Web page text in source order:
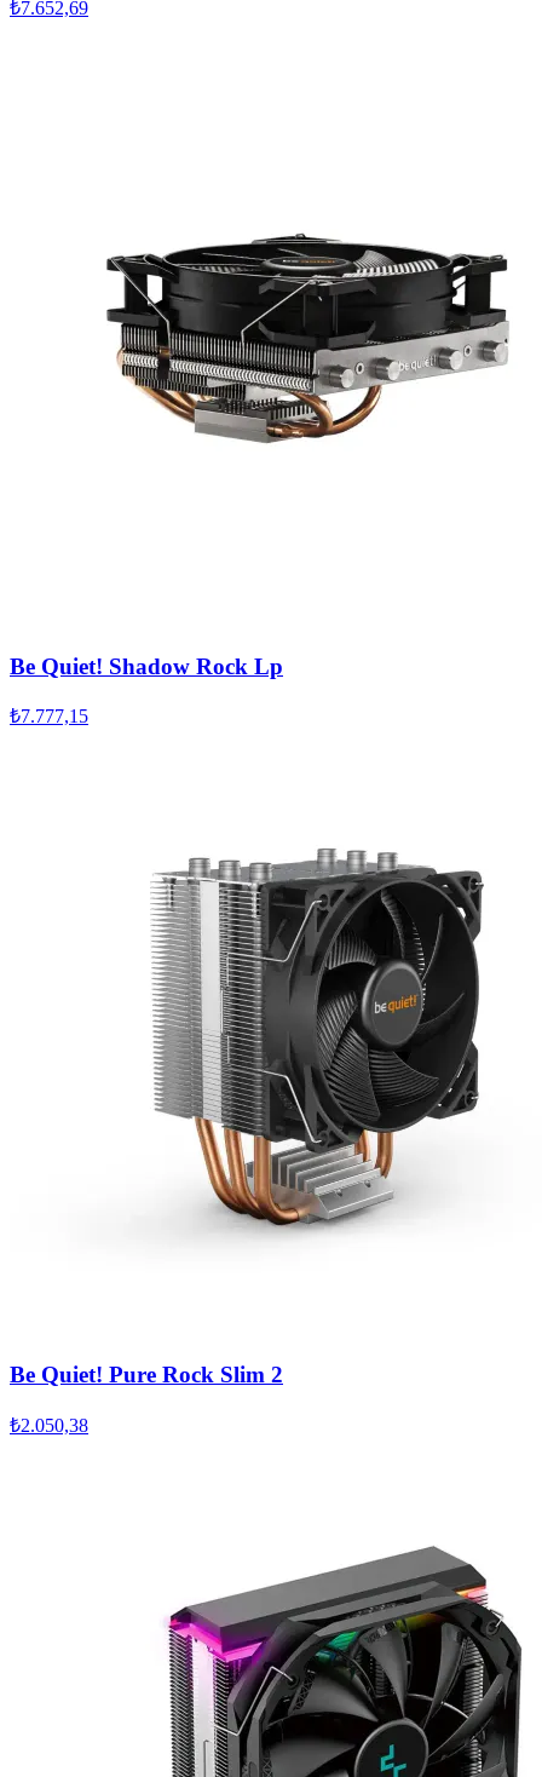
₺7.652,69
Be Quiet! Shadow Rock Lp
₺7.777,15
Be Quiet! Pure Rock Slim 2
₺2.050,38